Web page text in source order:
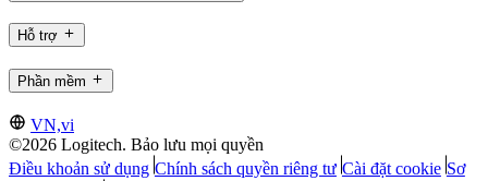
Hỗ trợ
Phần mềm
VN,vi
©2026 Logitech. Bảo lưu mọi quyền
Điều khoản sử dụng Chính sách quyền riêng tư Cài đặt cookie Sơ